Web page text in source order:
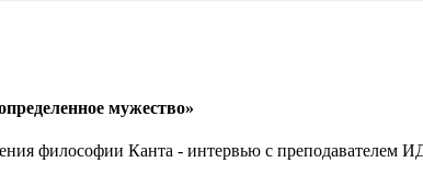
мужество»
философии Канта - интервью с